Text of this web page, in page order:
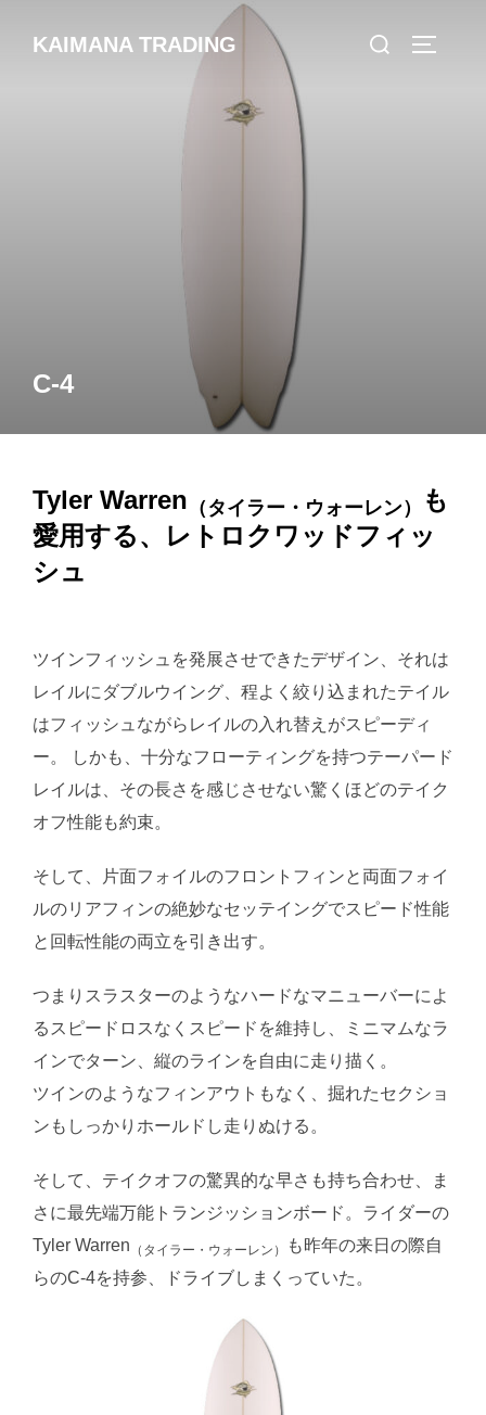
KAIMANA TRADING
検
C-4
Tyler Warren （タイラー・ウォーレン）
も
愛用する、レトロクワッドフィッ
シュ
ツインフィッシュを発展させできたデザイン、それは
レイルにダブルウイング、程よく絞り込まれたテイル
はフィッシュながらレイルの入れ替えがスピーディ
ー。 しかも、十分なフローティングを持つテーパード
レイルは、その長さを感じさせない驚くほどのテイク
オフ性能も約束。
そして、片面フォイルのフロントフィンと両面フォイ
ルのリアフィンの絶妙なセッテイングでスピード性能
と回転性能の両立を引き出す。
つまりスラスターのようなハードなマニューバーによ
るスピードロスなくスピードを維持し、ミニマムなラ
インでターン、縦のラインを自由に走り描く。
ツインのようなフィンアウトもなく、掘れたセクショ
ンもしっかりホールドし走りぬける。
そして、テイクオフの驚異的な早さも持ち合わせ、ま
さに最先端万能トランジッションボード。ライダーの
Tyler Warren （タイラー・ウォーレン）
も昨年の来日の際自
らのC-4を持参、ドライブしまくっていた。